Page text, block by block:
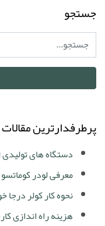
جستجو
پرطرفدارترین مقالات
دستگاه های
معرفی لودر
نحوه کار کولر
هزینه راه اندازی